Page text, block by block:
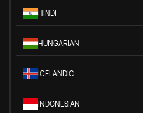
HINDI
HUNGARIAN
ICELANDIC
INDONESIAN